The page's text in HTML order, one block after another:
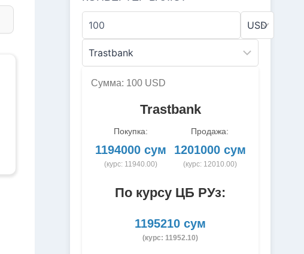
Сумма: 100 USD
Trastbank
Покупка:
1194000 сум
(курс: 11940.00)
Продажа:
1201000 сум
(курс: 12010.00)
По курсу ЦБ РУз:
1195210 сум
(курс: 11952.10)